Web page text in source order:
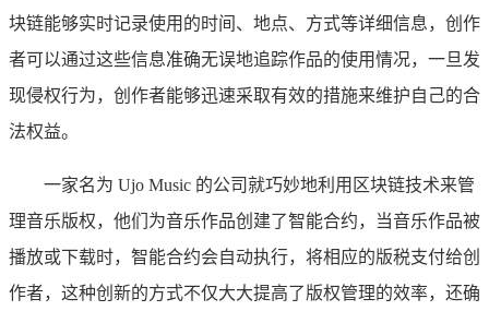
块链能够实时记录使用的时间、地点、方式等详细信息，创作
者可以通过这些信息准确无误地追踪作品的使用情况，一旦发
现侵权行为，创作者能够迅速采取有效的措施来维护自己的合
法权益。
一家名为 Ujo Music 的公司就巧妙地利用区块链技术来管
理音乐版权，他们为音乐作品创建了智能合约，当音乐作品被
播放或下载时，智能合约会自动执行，将相应的版税支付给创
作者，这种创新的方式不仅大大提高了版权管理的效率，还确